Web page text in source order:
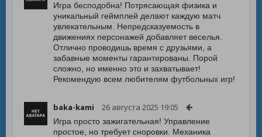
Игра бесподобна! Потрясающая физика и
уникальный геймплей делают каждую матч
увлекательным. Непредсказуемость в
движениях персонажей добавляет веселья.
Отлично проводишь время с друзьями, а
забавные моменты гарантированы. Порой
сложно, но именно это и захватывает!
Рекомендую всем любителям футбольных игр!
baka-kami 26 августа 2025 19:05
Игра просто зажигательная! Управление
простое, но требует сноровки. Механика